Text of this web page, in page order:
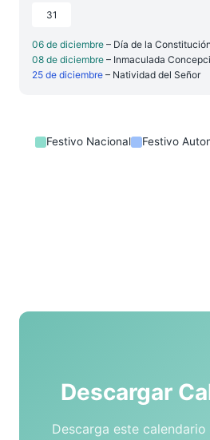
31
06 de diciembre – Día de la
08 de diciembre – Inmaculada
25 de diciembre – Natividad del Señor
Festivo Nacional Festivo
Descargar
Descarga este